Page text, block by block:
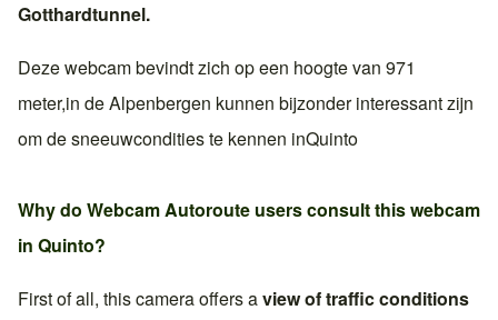
Gotthardtunnel.
Deze webcam bevindt zich op een hoogte van 971
meter,in de Alpenbergen kunnen bijzonder interessant zijn
om de sneeuwcondities te kennen inQuinto
Why do Webcam Autoroute users consult this webcam
in Quinto?
First of all, this camera offers aview of traffic conditions